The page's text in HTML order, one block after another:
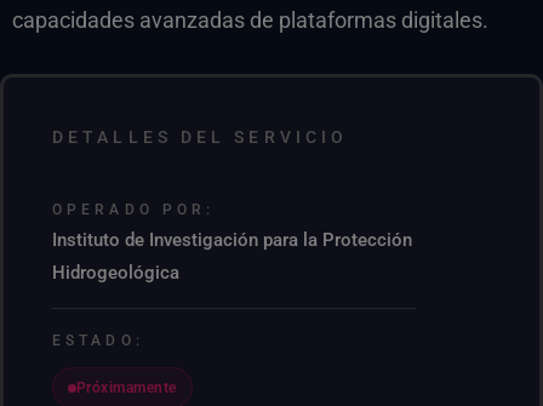
capacidades avanzadas de plataformas digitales.
DETALLES DEL SERVICIO
OPERADO POR:
Instituto de Investigación para la Protección
Hidrogeológica
ESTADO:
Próximamente